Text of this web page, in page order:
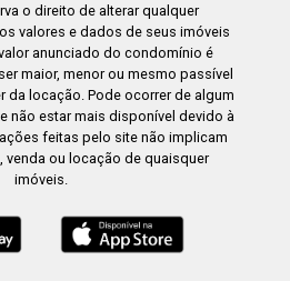
o direito de alterar qualquer
valores e dados de seus imóveis
anunciado do condomínio é
maior, menor ou mesmo passível
da locação. Pode ocorrer de algum
não estar mais disponível devido à
feitas pelo site não implicam
venda ou locação de quaisquer
imóveis.